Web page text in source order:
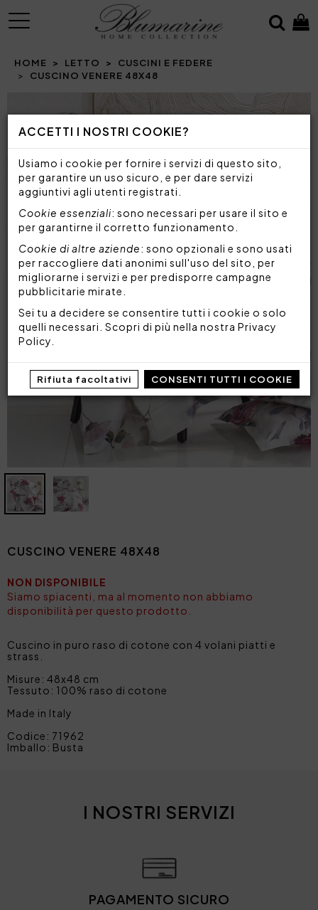
ACCETTI I NOSTRI COOKIE?
Usiamo i cookie per fornire i servizi di questo sito,
per garantire un uso sicuro, e per dare servizi
aggiuntivi agli utenti registrati.
Cookie essenziali: sono necessari per usare il sito e
per garantirne il corretto funzionamento.
Cookie di altre aziende: sono opzionali e sono usati
per raccogliere dati anonimi sull'uso del sito, per
migliorarne i servizi e per predisporre campagne
pubblicitarie mirate.
Sei tu a decidere se consentire tutti i cookie o solo
quelli necessari. Scopri di più nella nostra Privacy
Policy
Rifiuta facoltativi CONSENTI TUTTI I COOKIE
MENU
HOME LETTO
CUSCINI E FEDERE
CUSCINO VENERE 48X48
Prev
CUSCINO VENERE 48X48
NON DISPONIBILE
Siamo spiacenti, ma al momento non abbiamo
disponibilità per questo prodotto.
Cuscino in puro raso di cotone con 4 volani piatti e
strass.
Misure: 48x48 cm
Tessuto: 100% raso di cotone
Made in Italy
Codice: 71962
Imballo: Busta
I NOSTRI SERVIZI
PAGAMENTO SICURO